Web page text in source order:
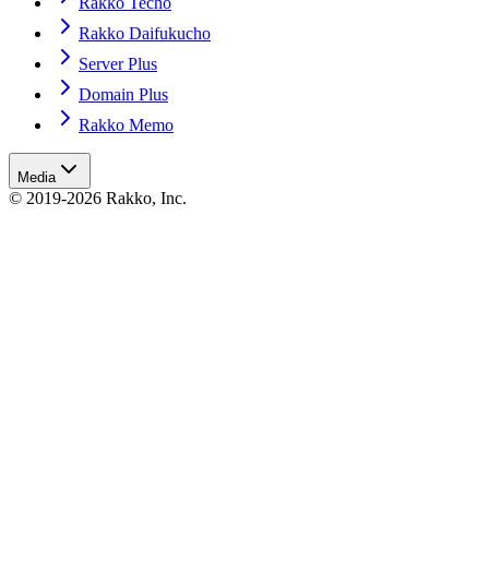
Rakko Daifukucho
Server Plus
Domain Plus
Rakko Memo
Media
© 2019-2026 Rakko, Inc.